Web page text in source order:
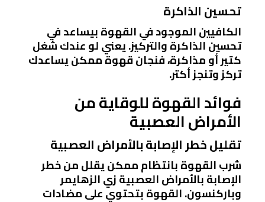
تحسين الذاكرة
الكافيين الموجود في القهوة بيساعد في
تحسين الذاكرة والتركيز. يعني لو عندك شغل
كتير أو مذاكرة، فنجان قهوة ممكن يساعدك
تركز وتنجز أكتر.
فوائد القهوة للوقاية من
الأمراض العصبية
تقليل خطر الإصابة بالأمراض العصبية
شرب القهوة بانتظام ممكن يقلل من خطر
الإصابة بالأمراض العصبية زي الزهايمر
وباركنسون. القهوة بتحتوي على مضادات